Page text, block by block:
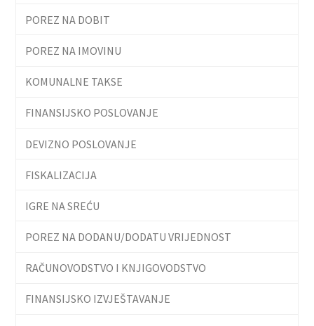
POREZ NA DOBIT
POREZ NA IMOVINU
KOMUNALNE TAKSE
FINANSIJSKO POSLOVANJE
DEVIZNO POSLOVANJE
FISKALIZACIJA
IGRE NA SREĆU
POREZ NA DODANU/DODATU VRIJEDNOST
RAČUNOVODSTVO I KNJIGOVODSTVO
FINANSIJSKO IZVJEŠTAVANJE